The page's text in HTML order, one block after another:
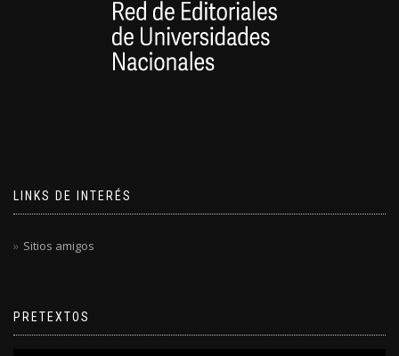
LINKS DE INTERÉS
Sitios amigos
PRETEXTOS